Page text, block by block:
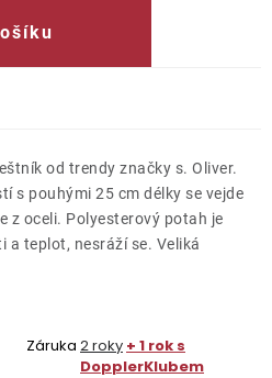
od trendy značky s. Oliver.
s pouhými 25 cm délky se vejde
z oceli. Polyesterový potah je
a teplot, nesráží se. Veliká
Záruka 2 roky + 1 rok s
DopplerKlubem